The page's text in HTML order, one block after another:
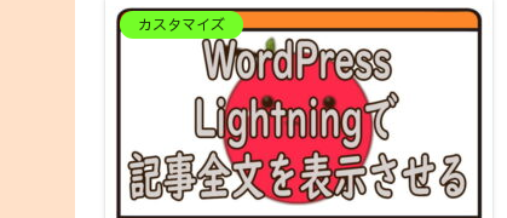
カスタマイズ